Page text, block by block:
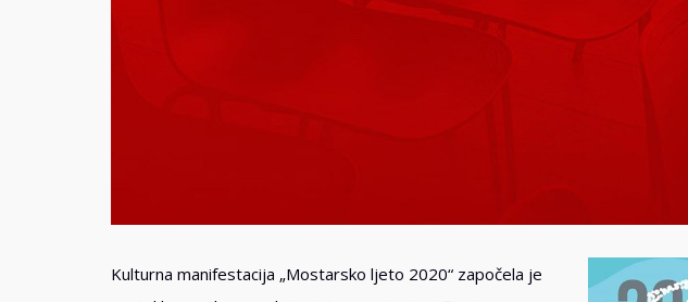
Kulturna manifestacija „Mostarsko ljeto 2020“ započela je